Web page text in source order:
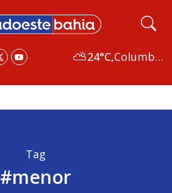
⛅24°C, Columbus
Tag
#menor